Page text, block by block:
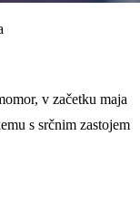
v začetku maja
s srčnim zastojem